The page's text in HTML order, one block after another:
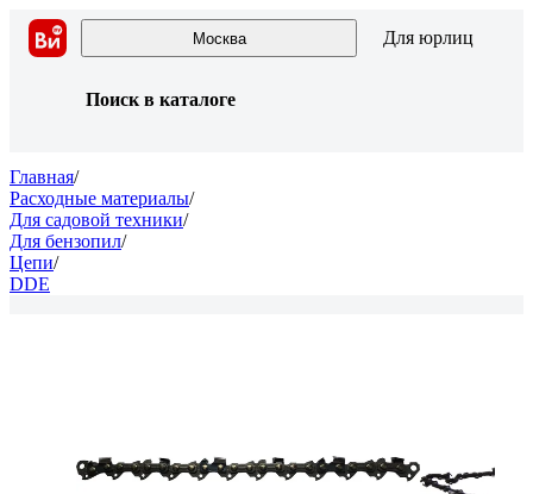
Москва Для юрлиц
Поиск в каталоге
Главная/
Расходные материалы/
Для садовой техники/
Для бензопил/
Цепи/
DDE